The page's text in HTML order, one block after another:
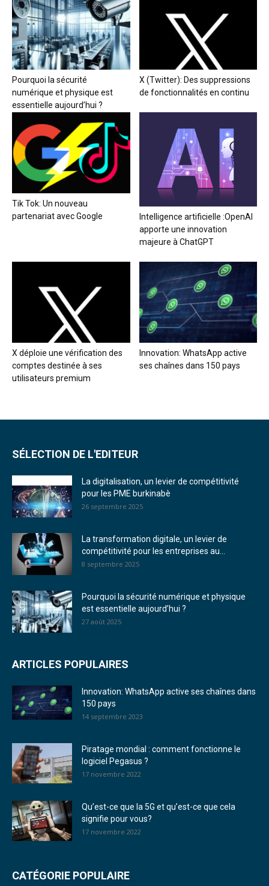
Pourquoi la sécurité
numérique et physique est
essentielle aujourd’hui ?
X (Twitter): Des suppressions
de fonctionnalités en continu
Tik Tok: Un nouveau
partenariat avec Google
Intelligence artificielle :OpenAI
apporte une innovation
majeure à ChatGPT
X déploie une vérification des
comptes destinée à ses
utilisateurs premium
Innovation: WhatsApp active
ses chaînes dans 150 pays
SÉLECTION DE L'EDITEUR
La digitalisation, un levier de compétitivité
pour les PME burkinabè
26 septembre 2025
La transformation digitale, un levier de
compétitivité pour les entreprises au...
8 septembre 2025
Pourquoi la sécurité numérique et physique
est essentielle aujourd’hui ?
27 août 2025
ARTICLES POPULAIRES
Innovation: WhatsApp active ses chaînes dans
150 pays
14 septembre 2023
Piratage mondial : comment fonctionne le
logiciel Pegasus ?
17 novembre 2022
Qu’est-ce que la 5G et qu’est-ce que cela
signifie pour vous?
17 novembre 2022
CATÉGORIE POPULAIRE